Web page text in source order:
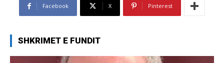
Facebook X Pinterest
SHKRIMET E FUNDIT